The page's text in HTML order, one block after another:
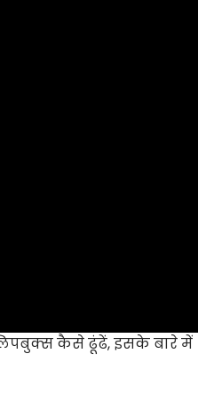
कैसे ढूंढें, इसके बारे में